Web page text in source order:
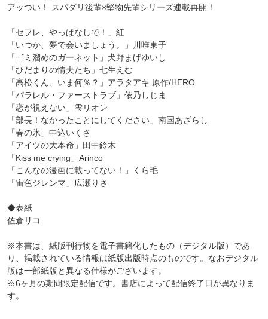
アッつい！ スパダリ後輩×堅物先輩シリーズ連載再開！
「セフレ、やっぱなしで！」紅
「いつか、夢で会いましょう。」川唯東子
「ゴミ溜めのガーネット」犬野まげゆいし
「ひだまりの情夫たち」七生えむ
「高松くん、いま何％？」アラタアキ 原作/HERO
「パラレル・ファーストラブ」依乃しじま
「恋が視えない」雫リオン
「部長！なかったことにしてください」南国あざらし
「春の氷」中込いくさ
「アイツの大本命」田中鈴木
「Kiss me crying」Arinco
「こんなの漫画に載ってない！」くら毛
「宙色ジレンマ」広瀬りさ
◆表紙
佐倉リコ
※本書は、紙版刊行物を電子書籍化したもの（デジタル版）であ
り、掲載されている情報は紙版出版時点のものです。なおデジタル
版は一部紙版と異なる仕様がございます。
※6ヶ月の期間限定配信です。書店によって配信終了日が異なりま
す。